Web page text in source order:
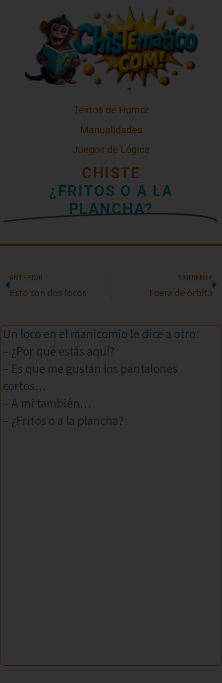
Textos de Humor
Manualidades
Juegos de Lógica
CHISTE
¿FRITOS O A LA
PLANCHA?
ANTERIOR
Esto son dos locos
SIGUIENTE
Fuera de órbita
Un loco en el manicomio le dice a otro:
– ¿Por qué estás aquí?
– Es que me gustan los pantalones
cortos…
– A mi también…
– ¿Fritos o a la plancha?